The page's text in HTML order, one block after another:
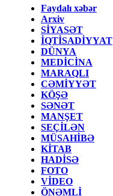
Faydalı xəbər
Arxiv
SİYASƏT
İQTİSADİYYAT
DÜNYA
MEDİCİNA
MARAQLI
CƏMİYYƏT
KÖŞƏ
SƏNƏT
MANŞET
SEÇİLƏN
MÜSAHİBƏ
KİTAB
HADİSƏ
FOTO
VİDEO
ÖNƏMLİ